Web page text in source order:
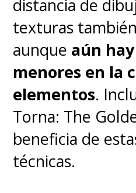
tácticos densos.
además un
6 vs 6 bien
distancia de
texturas
aunque aún
menores en la
elementos.
Torna: The
beneficia de
técnicas.